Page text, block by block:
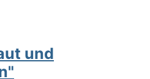
und